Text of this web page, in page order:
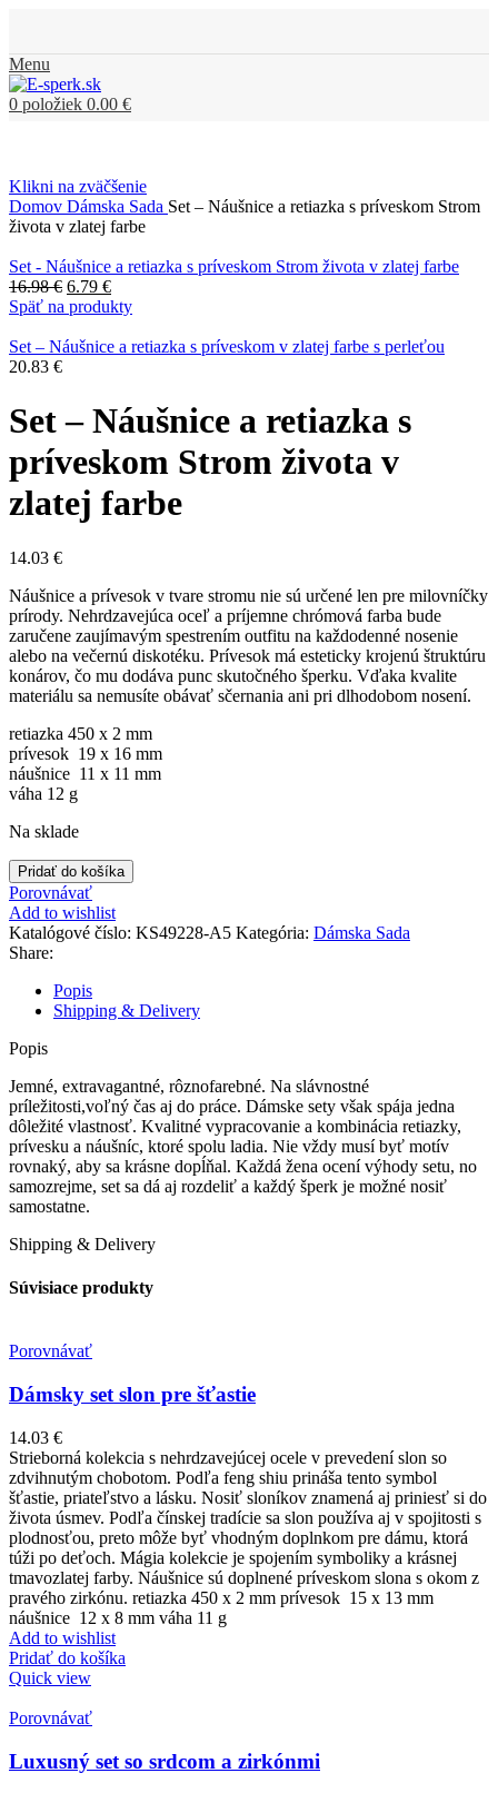
Menu
0 položiek 0.00 €
Klikni na zväčšenie
Domov Dámska Sada Set – Náušnice a retiazka s príveskom Strom
života v zlatej farbe
Set - Náušnice a retiazka s príveskom Strom života v zlatej farbe
16.98€ 6.79 €
Späť na produkty
Set – Náušnice a retiazka s príveskom v zlatej farbe s perleťou
20.83 €
Set – Náušnice a retiazka s
príveskom Strom života v
zlatej farbe
14.03 €
Náušnice a prívesok v tvare stromu nie sú určené len pre milovníčky
prírody. Nehrdzavejúca oceľ a príjemne chrómová farba bude
zaručene zaujímavým spestrením outfitu na každodenné nosenie
alebo na večernú diskotéku. Prívesok má esteticky krojenú štruktúru
konárov, čo mu dodáva punc skutočného šperku. Vďaka kvalite
materiálu sa nemusíte obávať sčernania ani pri dlhodobom nosení.
retiazka 450 x 2 mm
prívesok 19 x 16 mm
náušnice 11 x 11 mm
váha 12 g
Na sklade
množstvo
Set
-
Náušnice
a
príveskom
života
zlatej
farbe
Pridať do košíka
Porovnávať
Add to wishlist
Katalógové číslo: KS49228-A5 Kategória: Dámska Sada
Share:
Popis
Shipping & Delivery
Popis
Jemné, extravagantné, rôznofarebné. Na slávnostné
príležitosti,voľný čas aj do práce. Dámske sety však spája jedna
dôležité vlastnosť. Kvalitné vypracovanie a kombinácia retiazky,
prívesku a náušníc, ktoré spolu ladia. Nie vždy musí byť motív
rovnaký, aby sa krásne dopĺňal. Každá žena ocení výhody setu, no
samozrejme, set sa dá aj rozdeliť a každý šperk je možné nosiť
samostatne.
Shipping & Delivery
Súvisiace produkty
Porovnávať
Dámsky set slon pre šťastie
14.03 €
Strieborná kolekcia s nehrdzavejúcej ocele v prevedení slon so
zdvihnutým chobotom. Podľa feng shiu prináša tento symbol
šťastie, priateľstvo a lásku. Nosiť sloníkov znamená aj priniesť si do
života úsmev. Podľa čínskej tradície sa slon používa aj v spojitosti s
plodnosťou, preto môže byť vhodným doplnkom pre dámu, ktorá
túži po deťoch. Mágia kolekcie je spojením symboliky a krásnej
tmavozlatej farby. Náušnice sú doplnené príveskom slona s okom z
pravého zirkónu. retiazka 450 x 2 mm prívesok 15 x 13 mm
náušnice 12 x 8 mm váha 11 g
Add to wishlist
Pridať do košíka
Quick view
Porovnávať
Luxusný set so srdcom a zirkónmi